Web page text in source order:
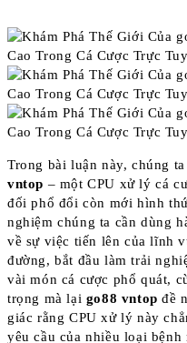
Trong bài luận này, chúng
vntop – một CPU xử lý cá
đối phổ đổi còn mới hình
nghiệm chúng ta cần dùng
về sự việc tiến lên của lĩnh
đường, bắt đầu làm trải
vài món cá cược phổ quát,
trọng mà lại go88 vntop đề
giác rằng CPU xử lý này
yêu cầu của nhiều loại